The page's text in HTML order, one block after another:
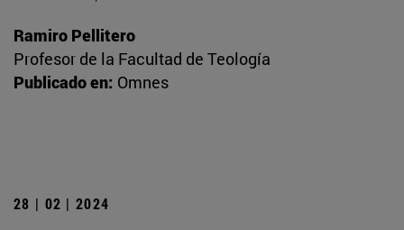
Ramiro Pellitero
Profesor de la Facultad de Teología
Publicado en: Omnes
28 | 02 | 2024